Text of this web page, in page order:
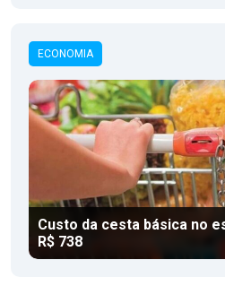
ECONOMIA
Custo da cesta básica no
R$ 738